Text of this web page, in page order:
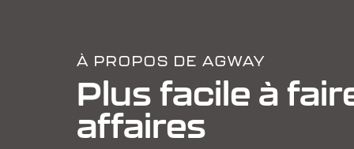
À PROPOS DE AGWAY
Plus facile à
affaires